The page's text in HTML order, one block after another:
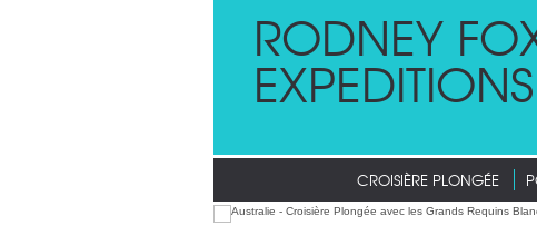
RODNEY
CROISIÈRE PLONGÉE